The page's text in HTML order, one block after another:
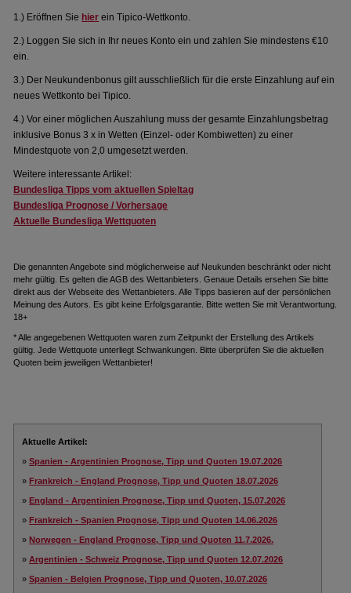
1.) Eröffnen Sie hier ein Tipico-Wettkonto.
2.) Loggen Sie sich in Ihr neues Konto ein und zahlen Sie mindestens €10
ein.
3.) Der Neukundenbonus gilt ausschließlich für die erste Einzahlung auf ein
neues Wettkonto bei Tipico.
4.) Vor einer möglichen Auszahlung muss der gesamte Einzahlungsbetrag
inklusive Bonus 3 x in Wetten (Einzel- oder Kombiwetten) zu einer
Mindestquote von 2,0 umgesetzt werden.
Weitere interessante Artikel:
Bundesliga Tipps vom aktuellen Spieltag
Bundesliga Prognose / Vorhersage
Aktuelle Bundesliga Wettquoten
Die genannten Angebote sind möglicherweise auf Neukunden beschränkt oder nicht
mehr gültig. Es gelten die AGB des Wettanbieters. Genaue Details ersehen Sie bitte
direkt aus der Webseite des Wettanbieters. Alle Tipps basieren auf der persönlichen
Meinung des Autors. Es gibt keine Erfolgsgarantie. Bitte wetten Sie mit Verantwortung.
18+
* Alle angegebenen Wettquoten waren zum Zeitpunkt der Erstellung des Artikels
gültig. Jede Wettquote unterliegt Schwankungen. Bitte überprüfen Sie die aktuellen
Quoten beim jeweiligen Wettanbieter!
Aktuelle Artikel:
»Spanien - Argentinien Prognose, Tipp und Quoten 19.07.2026
»Frankreich - England Prognose, Tipp und Quoten 18.07.2026
»England - Argentinien Prognose, Tipp und Quoten, 15.07.2026
»Frankreich - Spanien Prognose, Tipp und Quoten 14.06.2026
»Norwegen - England Prognose, Tipp und Quoten 11.7.2026.
»Argentinien - Schweiz Prognose, Tipp und Quoten 12.07.2026
»Spanien - Belgien Prognose, Tipp und Quoten, 10.07.2026